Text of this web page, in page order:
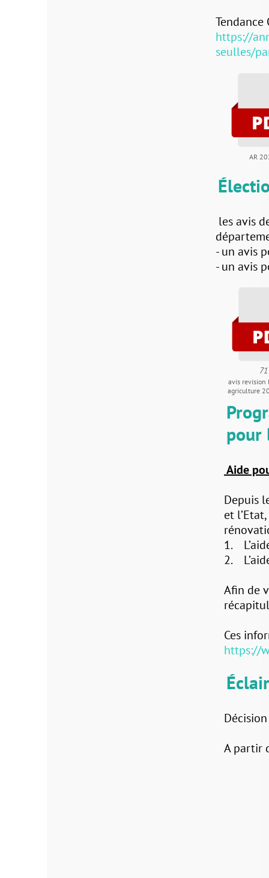
Tendance Ouest:
https://
seulles/
Élection
les avis de
départementale
- un avis pour les
- un avis pour les
avis revision liste chambre
agriculture 2024 individuel
pour
Aide pour
Depuis le 7
et l’Etat, s’est
rénovation et
1. L’aide pour
2. L’aide pour
Afin de vous
récapitulatif sur
Ces
https://
Éclairage
Décision du
A partir du 1